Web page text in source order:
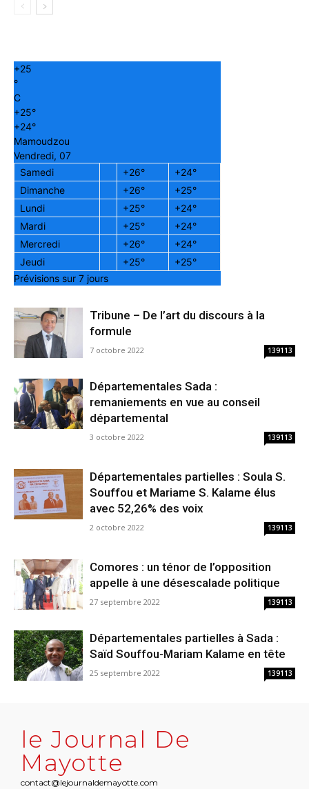
+25
°
C
+25°
+24°
Mamoudzou
Vendredi, 07
Samedi
+26° +24°
Dimanche
+26° +25°
Lundi
+25° +24°
Mardi
+25° +24°
Mercredi
+26° +24°
Jeudi
+25° +25°
Prévisions sur 7 jours
Tribune – De l’art du discours à la
formule
7 octobre 2022 139113
Départementales Sada :
remaniements en vue au conseil
départemental
3 octobre 2022 139113
Départementales partielles : Soula S.
Souffou et Mariame S. Kalame élus
avec 52,26% des voix
2 octobre 2022 139113
Comores : un ténor de l’opposition
appelle à une désescalade politique
27 septembre 2022 139113
Départementales partielles à Sada :
Saïd Souffou-Mariam Kalame en tête
25 septembre 2022 139113
le Journal De
Mayotte
contact@lejournaldemayotte.com